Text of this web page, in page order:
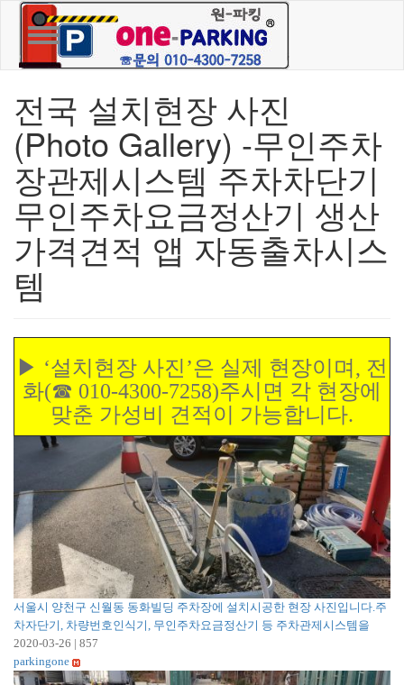
Toggle navigation
전국 설치현장 사진
(Photo Gallery) -무인주차
장관제시스템 주차차단기
무인주차요금정산기 생산
가격견적 앱 자동출차시스
템
▶ ‘설치현장 사진’은 실제 현장이며, 전
화(☎ 010-4300-7258)주시면 각 현장에
맞춘 가성비 견적이 가능합니다.
서울시 양천구 신월동 동화빌딩 주차장에 설치시공한 현장 사진입니다.주
차자단기, 차량번호인식기, 무인주차요금정산기 등 주차관제시스템을
2020-03-26 | 857
parkingone